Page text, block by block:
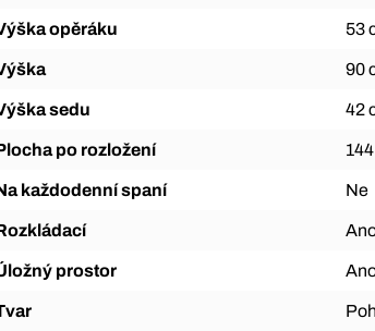
Výška opěráku 53
Výška 90
Výška sedu 42
Plocha po rozložení
Na každodenní spaní Ne
Rozkládací
Úložný prostor
Tvar